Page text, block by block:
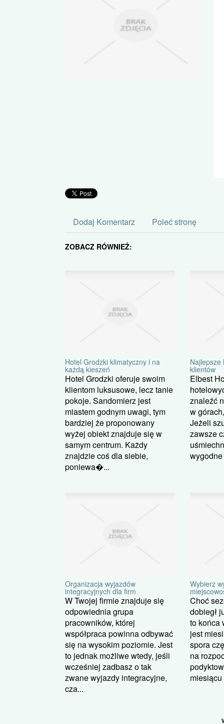
Dodaj Komentarz Poleć stronę
ZOBACZ RÓWNIEŻ:
Hotel Grodzki klimatyczny i na
każdą kieszeń
Hotel Grodzki oferuje swoim
klientom luksusowe, lecz tanie
pokoje. Sandomierz jest
miastem godnym uwagi, tym
bardziej że proponowany
wyżej obiekt znajduje się w
samym centrum. Każdy
znajdzie coś dla siebie,
poniewa�...
Najlepsze
klientów
Elbest
znaleźć
w
Jeżeli
zawsze
Organizacja wyjazdów
integracyjnych dla firm
W Twojej firmie znajduje się
odpowiednia grupa
pracowników, której
współpraca powinna odbywać
się na wysokim poziomie. Jest
to jednak możliwe wtedy, jeśli
wcześniej zadbasz o tak
zwane wyjazdy integracyjne,
cza...
Wybierz
Choć
dobiegł
to końca
jest
spora
na
miesiącu